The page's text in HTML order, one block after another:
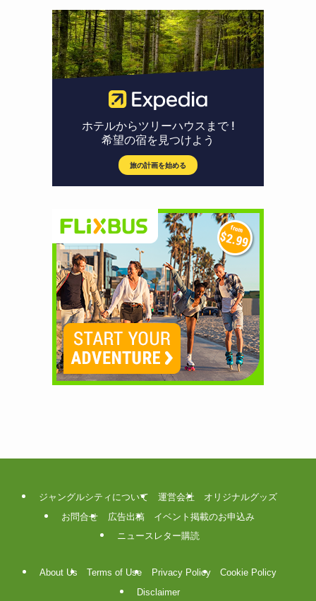
ジャングルシティについて 運営会社
オリジナルグッズ
お問合せ
広告出稿
イベント掲載のお申込み
ニュースレター購読
About Us Terms of Use Privacy Policy
Cookie Policy
Disclaimer